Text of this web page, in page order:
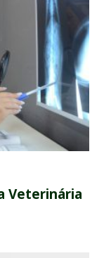
Veterinária